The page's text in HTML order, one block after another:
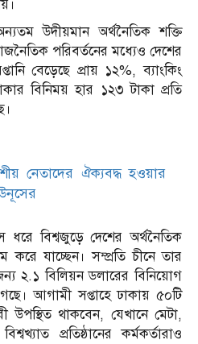
উদীয়মান অর্থনৈতিক শক্তি
পরিবর্তনের মধ্যেও দেশের
বেড়েছে প্রায় ১২%, ব্যাংকিং
বিনিময় হার ১২৩ টাকা প্রতি
নেতাদের ঐক্যবদ্ধ হওয়ার
বিশ্বজুড়ে দেশের অর্থনৈতিক
করে যাচ্ছেন। সম্প্রতি চীনে তার
২.১ বিলিয়ন ডলারের বিনিয়োগ
আগামী সপ্তাহে ঢাকায় ৫০টি
উপস্থিত থাকবেন, যেখানে মেটা,
প্রতিষ্ঠানের কর্মকর্তারাও